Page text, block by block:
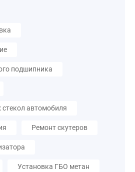
подшипника
автомобиля
Ремонт скутеров
Установка ГБО метан